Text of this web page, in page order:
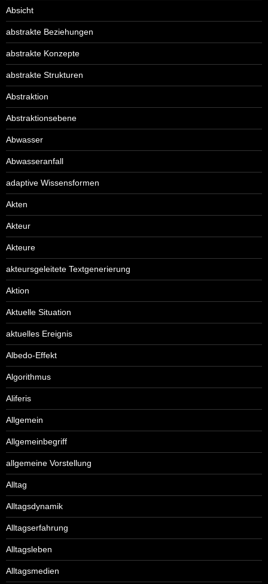
Absicht
abstrakte Beziehungen
abstrakte Konzepte
abstrakte Strukturen
Abstraktion
Abstraktionsebene
Abwasser
Abwasseranfall
adaptive Wissensformen
Akten
Akteur
Akteure
akteursgeleitete Textgenerierung
Aktion
Aktuelle Situation
aktuelles Ereignis
Albedo-Effekt
Algorithmus
Aliferis
Allgemein
Allgemeinbegriff
allgemeine Vorstellung
Alltag
Alltagsdynamik
Alltagserfahrung
Alltagsleben
Alltagsmedien